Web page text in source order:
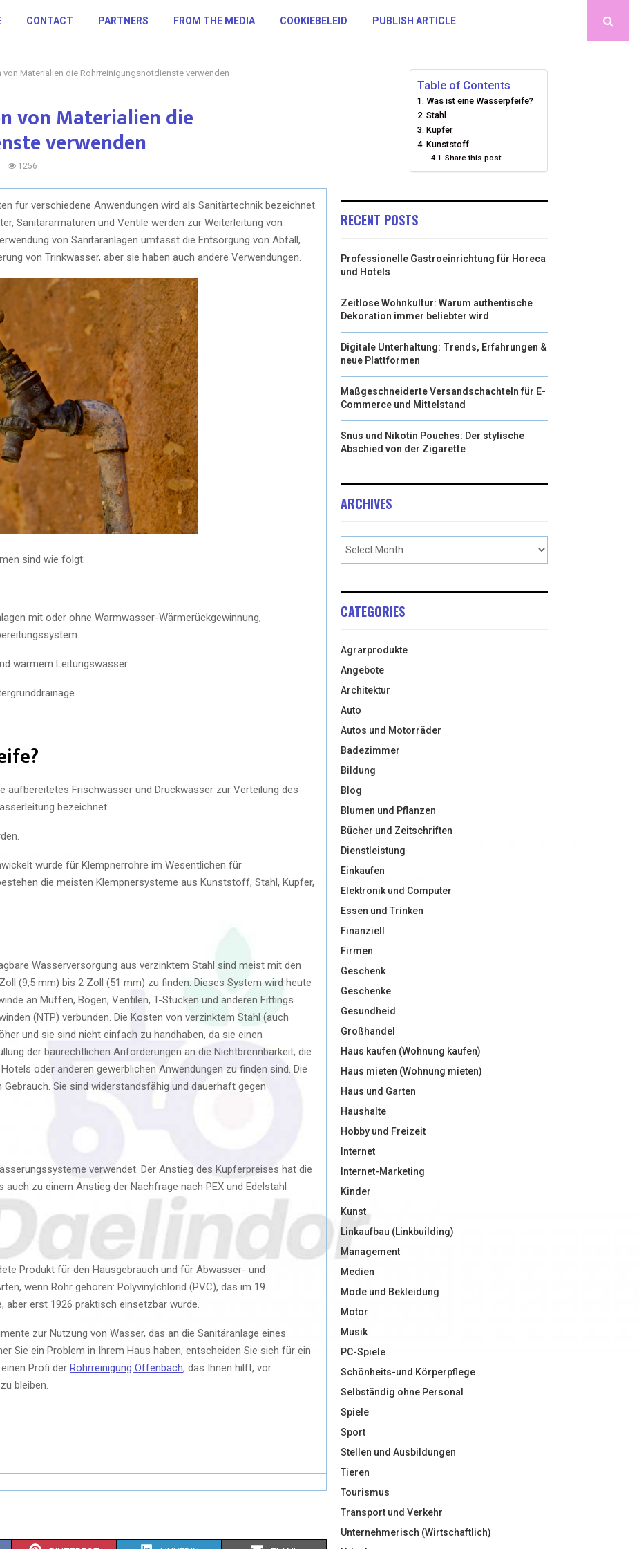
CONTACT PARTNERS FROM THE MEDIA COOKIEBELEID PUBLISH ARTICLE
von Materialien die Rohrreinigungsnotdienste verwenden
von Materialien die
verwenden
1256
für verschiedene Anwendungen wird als Sanitärtechnik bezeichnet.
Sanitärarmaturen und Ventile werden zur Weiterleitung von
von Sanitäranlagen umfasst die Entsorgung von Abfall,
von Trinkwasser, aber sie haben auch andere Verwendungen.
sind wie folgt:
mit oder ohne Warmwasser-Wärmerückgewinnung,
warmem Leitungswasser
aufbereitetes Frischwasser und Druckwasser zur Verteilung des
bezeichnet.
wurde für Klempnerrohre im Wesentlichen für
die meisten Klempnersysteme aus Kunststoff, Stahl, Kupfer,
Wasserversorgung aus verzinktem Stahl sind meist mit den
(9,5 mm) bis 2 Zoll (51 mm) zu finden. Dieses System wird heute
an Muffen, Bögen, Ventilen, T-Stücken und anderen Fittings
(NTP) verbunden. Die Kosten von verzinktem Stahl (auch
und sie sind nicht einfach zu handhaben, da sie einen
der baurechtlichen Anforderungen an die Nichtbrennbarkeit, die
oder anderen gewerblichen Anwendungen zu finden sind. Die
Gebrauch. Sie sind widerstandsfähig und dauerhaft gegen
verwendet. Der Anstieg des Kupferpreises hat die
zu einem Anstieg der Nachfrage nach PEX und Edelstahl
Produkt für den Hausgebrauch und für Abwasser- und
wenn Rohr gehören: Polyvinylchlorid (PVC), das im 19.
aber erst 1926 praktisch einsetzbar wurde.
zur Nutzung von Wasser, das an die Sanitäranlage eines
Sie ein Problem in Ihrem Haus haben, entscheiden Sie sich für ein
Profi der Rohrreinigung Offenbach, das Ihnen hilft, vor
bleiben.
Table of Contents
Was ist eine Wasserpfeife?
Stahl
Kupfer
Kunststoff
Share this post:
RECENT POSTS
Professionelle Gastroeinrichtung für Horeca
und Hotels
Zeitlose Wohnkultur: Warum authentische
Dekoration immer beliebter wird
Digitale Unterhaltung: Trends, Erfahrungen &
neue Plattformen
Maßgeschneiderte Versandschachteln für E-
Commerce und Mittelstand
Snus und Nikotin Pouches: Der stylische
Abschied von der Zigarette
ARCHIVES
CATEGORIES
Agrarprodukte
Angebote
Architektur
Auto
Autos und Motorräder
Badezimmer
Bildung
Blog
Blumen und Pflanzen
Bücher und Zeitschriften
Dienstleistung
Einkaufen
Elektronik und Computer
Essen und Trinken
Finanziell
Firmen
Geschenk
Geschenke
Gesundheid
Großhandel
Haus kaufen (Wohnung kaufen)
Haus mieten (Wohnung mieten)
Haus und Garten
Haushalte
Hobby und Freizeit
Internet
Internet-Marketing
Kinder
Kunst
Linkaufbau (Linkbuilding)
Management
Medien
Mode und Bekleidung
Motor
Musik
PC-Spiele
Schönheits-und Körperpflege
Selbständig ohne Personal
Spiele
Sport
Stellen und Ausbildungen
Tieren
Tourismus
Transport und Verkehr
Unternehmerisch (Wirtschaftlich)